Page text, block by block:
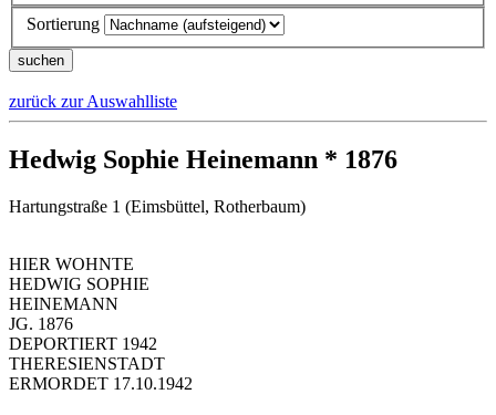
Sortierung
zurück zur Auswahlliste
Hedwig Sophie Heinemann * 1876
Hartungstraße 1 (Eimsbüttel, Rotherbaum)
HIER WOHNTE
HEDWIG SOPHIE
HEINEMANN
JG. 1876
DEPORTIERT 1942
THERESIENSTADT
ERMORDET 17.10.1942